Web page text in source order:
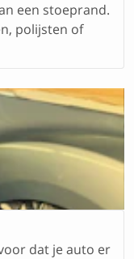
een stoeprand.
polijsten of
dat je auto er